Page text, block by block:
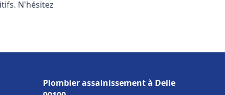
N'hésitez
Plombier assainissement à Delle